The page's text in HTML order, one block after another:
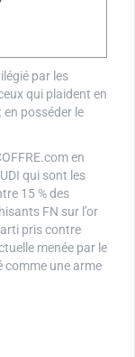
par les
qui plaident en
en posséder le
en
qui sont les
15 % des
FN sur l’or
pris contre
menée par le
comme une arme